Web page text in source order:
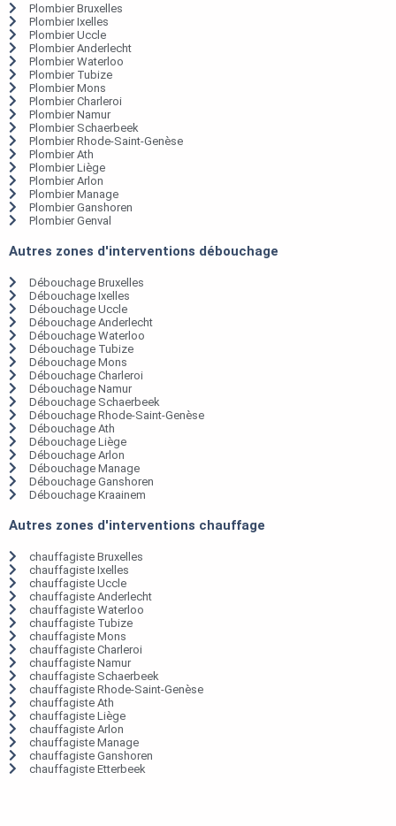
Plombier Bruxelles
Plombier Ixelles
Plombier Uccle
Plombier Anderlecht
Plombier Waterloo
Plombier Tubize
Plombier Mons
Plombier Charleroi
Plombier Namur
Plombier Schaerbeek
Plombier Rhode-Saint-Genèse
Plombier Ath
Plombier Liège
Plombier Arlon
Plombier Manage
Plombier Ganshoren
Plombier Genval
Autres zones d'interventions débouchage
Débouchage Bruxelles
Débouchage Ixelles
Débouchage Uccle
Débouchage Anderlecht
Débouchage Waterloo
Débouchage Tubize
Débouchage Mons
Débouchage Charleroi
Débouchage Namur
Débouchage Schaerbeek
Débouchage Rhode-Saint-Genèse
Débouchage Ath
Débouchage Liège
Débouchage Arlon
Débouchage Manage
Débouchage Ganshoren
Débouchage Kraainem
Autres zones d'interventions chauffage
chauffagiste Bruxelles
chauffagiste Ixelles
chauffagiste Uccle
chauffagiste Anderlecht
chauffagiste Waterloo
chauffagiste Tubize
chauffagiste Mons
chauffagiste Charleroi
chauffagiste Namur
chauffagiste Schaerbeek
chauffagiste Rhode-Saint-Genèse
chauffagiste Ath
chauffagiste Liège
chauffagiste Arlon
chauffagiste Manage
chauffagiste Ganshoren
chauffagiste Etterbeek